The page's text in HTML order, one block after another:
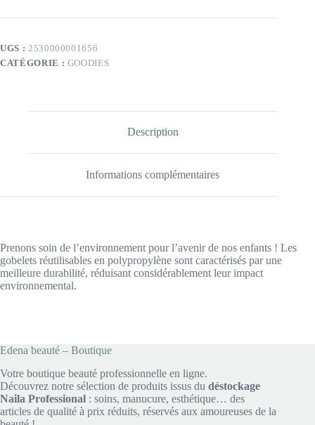
réutilisable
UGS : 2530000001656
CATÉGORIE : GOODIES
Description
Informations complémentaires
Prenons soin de l’environnement pour l’avenir de nos enfants ! Les
gobelets réutilisables en polypropylène sont caractérisés par une
meilleure durabilité, réduisant considérablement leur impact
environnemental.
Edena beauté – Boutique
Votre boutique beauté professionnelle en ligne.
Découvrez notre sélection de produits issus du déstockage
Naila Professional : soins, manucure, esthétique… des
articles de qualité à prix réduits, réservés aux amoureuses de la